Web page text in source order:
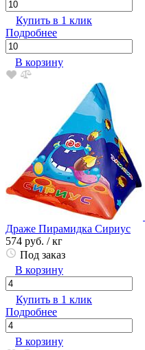
Купить в 1 клик
Подробнее
В корзину
Драже Пирамидка Сириус
574 руб. / кг
Под заказ
В корзину
Купить в 1 клик
Подробнее
В корзину